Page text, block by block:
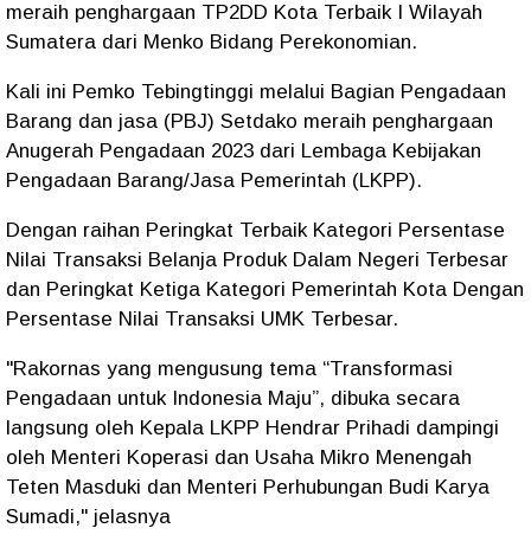
meraih penghargaan TP2DD Kota Terbaik I Wilayah
Sumatera dari Menko Bidang Perekonomian.
Kali ini Pemko Tebingtinggi melalui Bagian Pengadaan
Barang dan jasa (PBJ) Setdako meraih penghargaan
Anugerah Pengadaan 2023 dari Lembaga Kebijakan
Pengadaan Barang/Jasa Pemerintah (LKPP).
Dengan raihan Peringkat Terbaik Kategori Persentase
Nilai Transaksi Belanja Produk Dalam Negeri Terbesar
dan Peringkat Ketiga Kategori Pemerintah Kota Dengan
Persentase Nilai Transaksi UMK Terbesar.
"Rakornas yang mengusung tema “Transformasi
Pengadaan untuk Indonesia Maju”, dibuka secara
langsung oleh Kepala LKPP Hendrar Prihadi dampingi
oleh Menteri Koperasi dan Usaha Mikro Menengah
Teten Masduki dan Menteri Perhubungan Budi Karya
Sumadi," jelasnya